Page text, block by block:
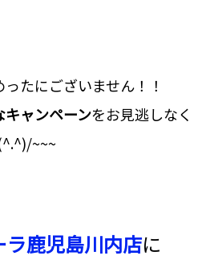
たにございません！！
キャンペーンをお見逃しなく
~~~
ラ鹿児島川内店に